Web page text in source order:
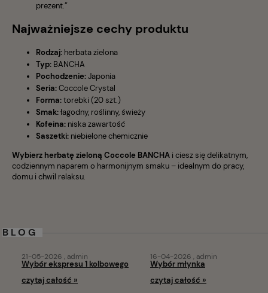
prezent.”
Najważniejsze cechy produktu
Rodzaj: herbata zielona
Typ: BANCHA
Pochodzenie:Japonia
Seria:Coccole Crystal
Forma:torebki (20 szt.)
Smak:łagodny, roślinny, świeży
Kofeina: niska zawartość
Saszetki: niebielone chemicznie
Wybierz herbatę zieloną Coccole BANCHA i ciesz się delikatnym,
codziennym naparem o harmonijnym smaku – idealnym do pracy,
domu i chwil relaksu.
BLOG
Wybór ekspresu 1 kolbowego
21-05-2026 , admin
czytaj całość »
Wybór młynka
16-04-2026 , admin
czytaj całość »